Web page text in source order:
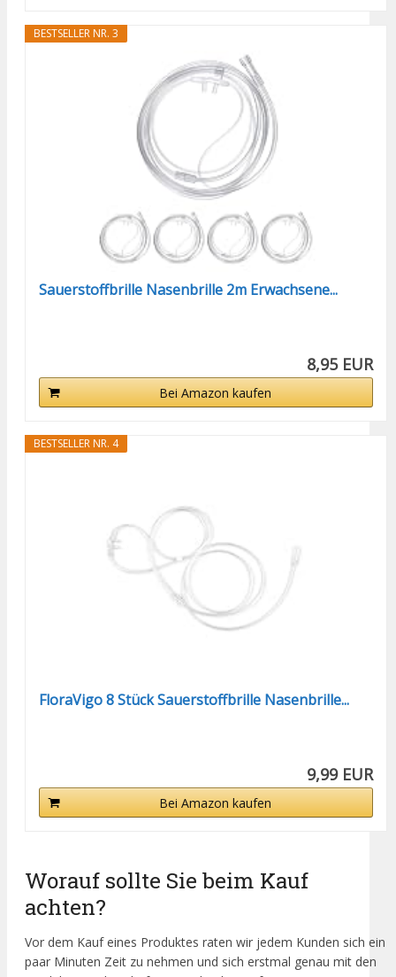
BESTSELLER NR. 3
Sauerstoffbrille Nasenbrille 2m Erwachsene...
8,95 EUR
Bei Amazon kaufen
BESTSELLER NR. 4
FloraVigo 8 Stück Sauerstoffbrille Nasenbrille...
9,99 EUR
Bei Amazon kaufen
Worauf sollte Sie beim Kauf
achten?
Vor dem Kauf eines Produktes raten wir jedem Kunden sich ein
paar Minuten Zeit zu nehmen und sich erstmal genau mit den